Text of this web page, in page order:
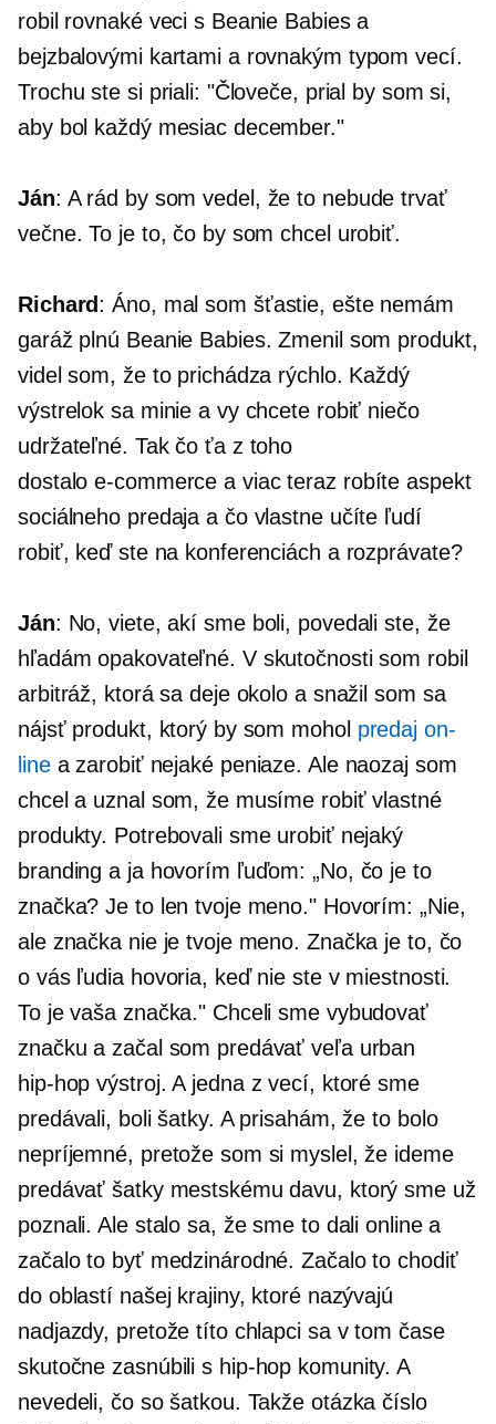
robil rovnaké veci s Beanie Babies a
bejzbalovými kartami a rovnakým typom vecí.
Trochu ste si priali: "Človeče, prial by som si,
aby bol každý mesiac december."
Ján: A rád by som vedel, že to nebude trvať
večne. To je to, čo by som chcel urobiť.
Richard: Áno, mal som šťastie, ešte nemám
garáž plnú Beanie Babies. Zmenil som produkt,
videl som, že to prichádza rýchlo. Každý
výstrelok sa minie a vy chcete robiť niečo
udržateľné. Tak čo ťa z toho
dostaloe-commerce a viac teraz robíte aspekt
sociálneho predaja a čo vlastne učíte ľudí
robiť, keď ste na konferenciách a rozprávate?
Ján: No, viete, akí sme boli, povedali ste, že
hľadám opakovateľné. V skutočnosti som robil
arbitráž, ktorá sa deje okolo a snažil som sa
nájsť produkt, ktorý by som mohol predaj on-
linea zarobiť nejaké peniaze. Ale naozaj som
chcel a uznal som, že musíme robiť vlastné
produkty. Potrebovali sme urobiť nejaký
branding a ja hovorím ľuďom: „No, čo je to
značka? Je to len tvoje meno." Hovorím: „Nie,
ale značka nie je tvoje meno. Značka je to, čo
o vás ľudia hovoria, keď nie ste v miestnosti.
To je vaša značka." Chceli sme vybudovať
značku a začal som predávať veľa urban
hip-hop výstroj. A jedna z vecí, ktoré sme
predávali, boli šatky. A prisahám, že to bolo
nepríjemné, pretože som si myslel, že ideme
predávať šatky mestskému davu, ktorý sme už
poznali. Ale stalo sa, že sme to dali online a
začalo to byť medzinárodné. Začalo to chodiť
do oblastí našej krajiny, ktoré nazývajú
nadjazdy, pretože títo chlapci sa v tom čase
skutočne zasnúbili s hip-hop komunity. A
nevedeli, čo so šatkou. Takže otázka číslo